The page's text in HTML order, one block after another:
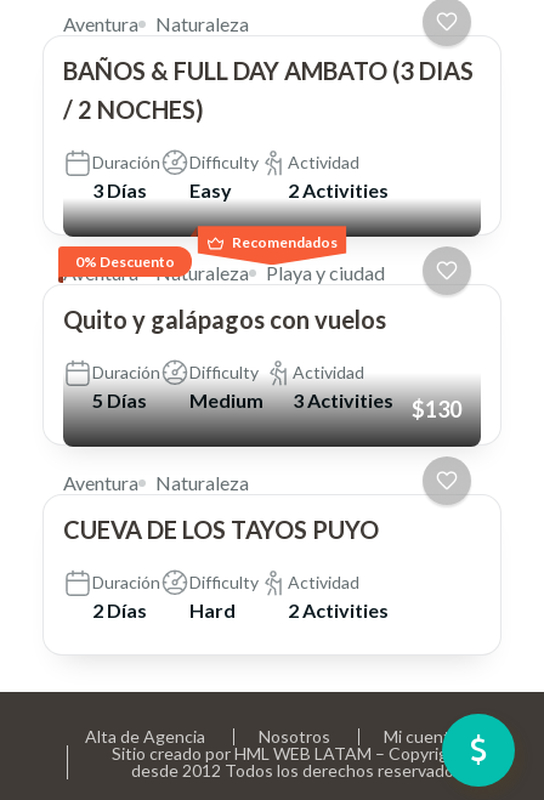
Aventura Naturaleza
BAÑOS & FULL DAY AMBATO (3 DIAS
/ 2 NOCHES)
Duración
3 Días
Difficulty
Easy
Actividad
2 Activities
Recomendados
0% Descuento
Aventura Naturaleza Playa y ciudad
Quito y galápagos con vuelos
Duración
5 Días
Difficulty
Medium
Actividad
3 Activities $130
Aventura Naturaleza
CUEVA DE LOS TAYOS PUYO
Duración
2 Días
Difficulty
Hard
Actividad
2 Activities
Alta de Agencia Nosotros
Mi cuenta
Sitio creado por HML WEB LATAM – Copyright ©
desde 2012 Todos los derechos reservados